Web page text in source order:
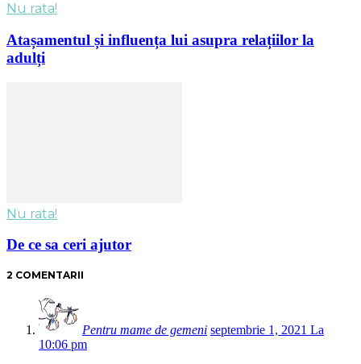
Nu rata!
Atașamentul și influența lui asupra relațiilor la
adulți
Nu rata!
De ce sa ceri ajutor
2 COMENTARII
Pentru mame de gemeni septembrie 1, 2021 La
10:06 pm